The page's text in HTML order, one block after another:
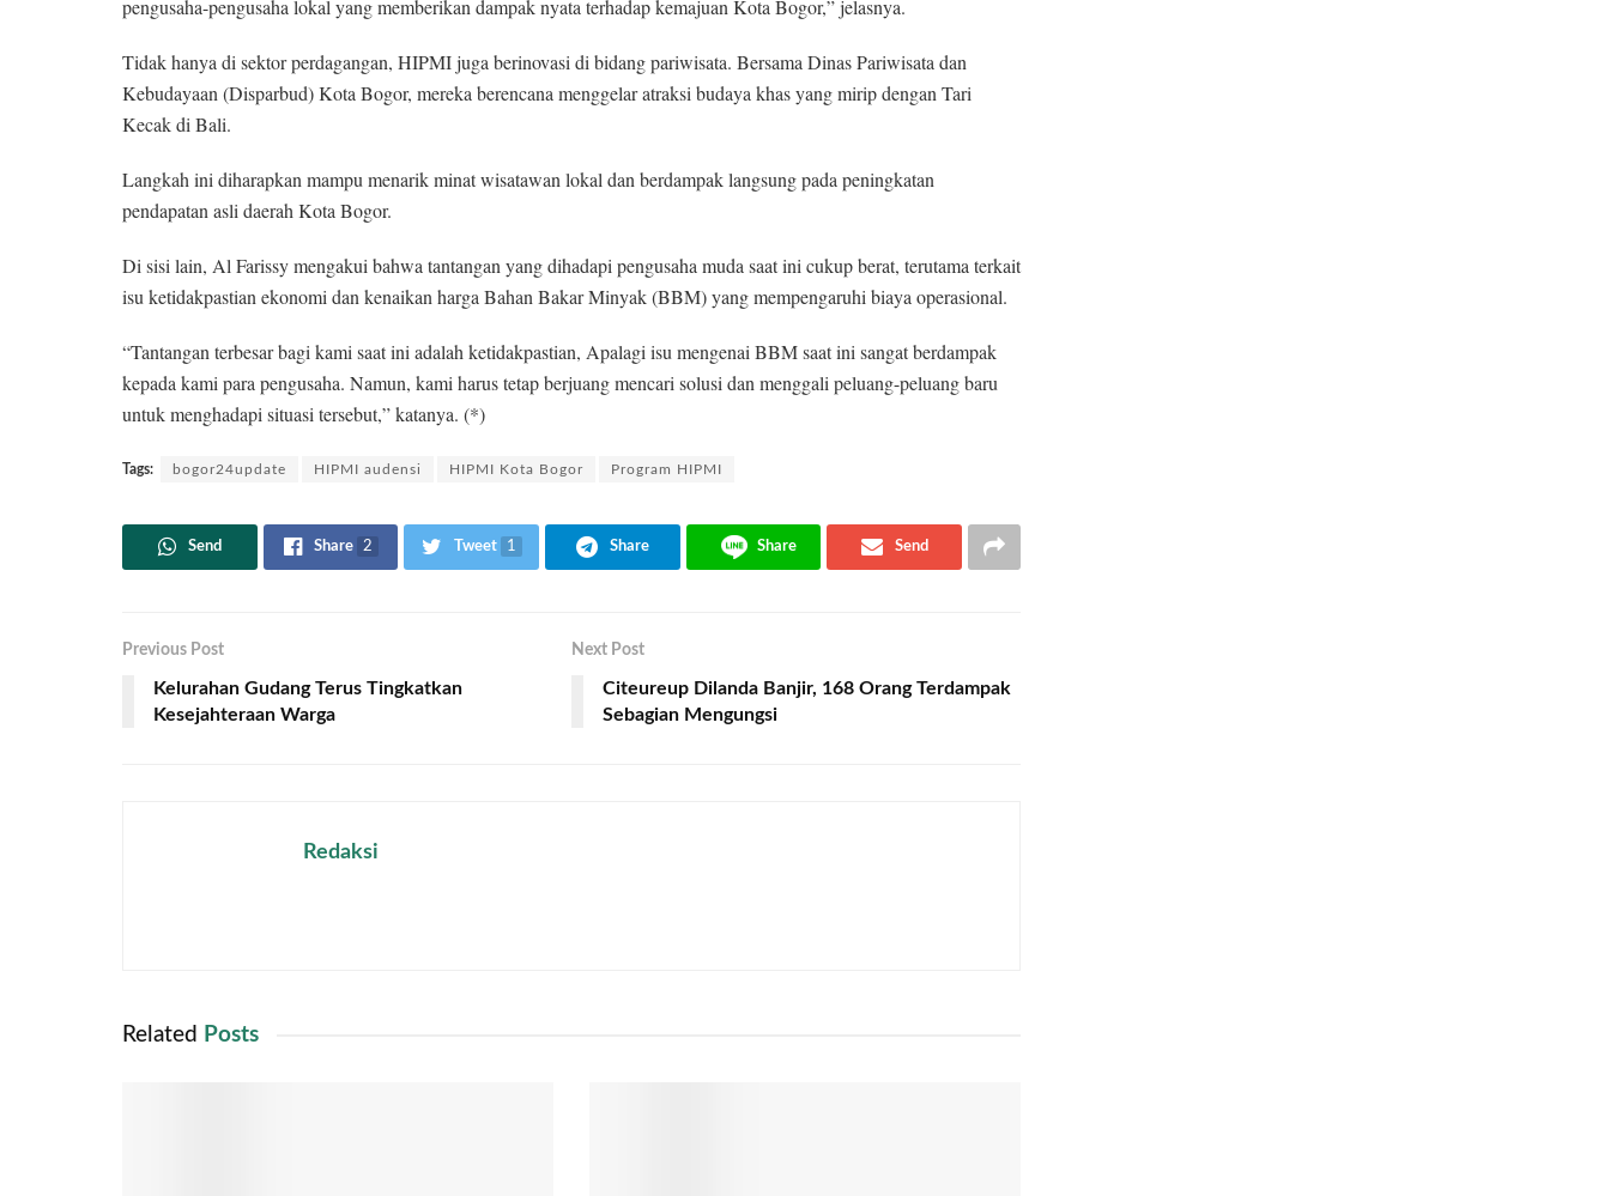
pengusaha-pengusaha lokal yang memberikan dampak nyata terhadap kemajuan Kota Bogor,” jelasnya.
Tidak hanya di sektor perdagangan, HIPMI juga berinovasi di bidang pariwisata. Bersama Dinas Pariwisata dan
Kebudayaan (Disparbud) Kota Bogor, mereka berencana menggelar atraksi budaya khas yang mirip dengan Tari
Kecak di Bali.
Langkah ini diharapkan mampu menarik minat wisatawan lokal dan berdampak langsung pada peningkatan
pendapatan asli daerah Kota Bogor.
Di sisi lain, Al Farissy mengakui bahwa tantangan yang dihadapi pengusaha muda saat ini cukup berat, terutama terkait
isu ketidakpastian ekonomi dan kenaikan harga Bahan Bakar Minyak (BBM) yang mempengaruhi biaya operasional.
“Tantangan terbesar bagi kami saat ini adalah ketidakpastian, Apalagi isu mengenai BBM saat ini sangat berdampak
kepada kami para pengusaha. Namun, kami harus tetap berjuang mencari solusi dan menggali peluang-peluang baru
untuk menghadapi situasi tersebut,” katanya. (*)
Tags: bogor24update HIPMI audensi HIPMI Kota Bogor Program HIPMI
Send Share 2 Tweet 1 Share Share Send
Previous Post
Kelurahan Gudang Terus Tingkatkan
Kesejahteraan Warga
Next Post
Citeureup Dilanda Banjir, 168 Orang Terdampak
Sebagian Mengungsi
Redaksi
Related Posts